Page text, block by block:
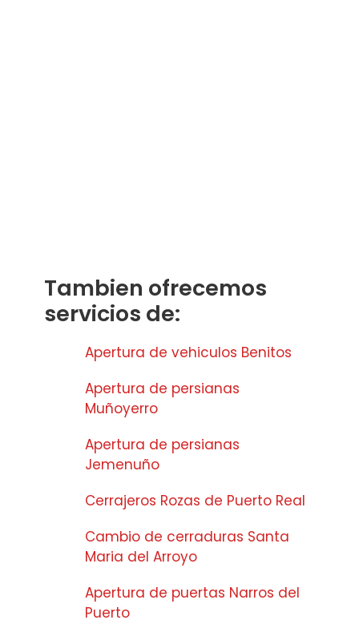
Tambien ofrecemos
servicios de:
Apertura de vehiculos Benitos
Apertura de persianas
Muñoyerro
Apertura de persianas
Jemenuño
Cerrajeros Rozas de Puerto Real
Cambio de cerraduras Santa
Maria del Arroyo
Apertura de puertas Narros del
Puerto